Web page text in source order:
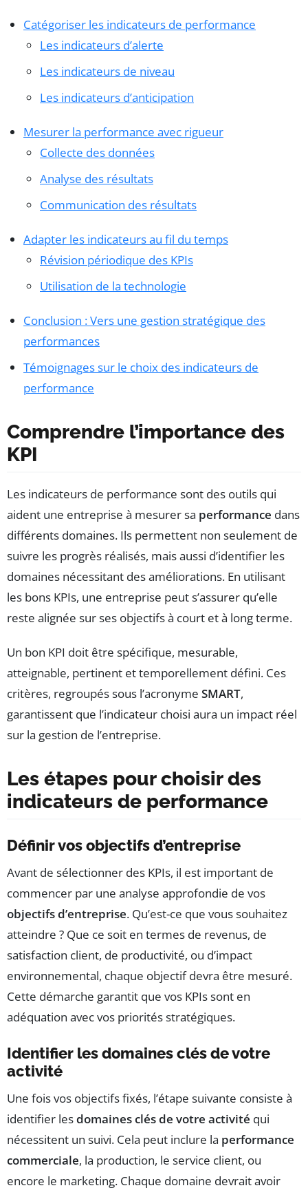
Catégoriser les indicateurs de performance
Les indicateurs d’alerte
Les indicateurs de niveau
Les indicateurs d’anticipation
Mesurer la performance avec rigueur
Collecte des données
Analyse des résultats
Communication des résultats
Adapter les indicateurs au fil du temps
Révision périodique des KPIs
Utilisation de la technologie
Conclusion : Vers une gestion stratégique des
performances
Témoignages sur le choix des indicateurs de
performance
Comprendre l’importance des
KPI
Les indicateurs de performance sont des outils qui
aident une entreprise à mesurer sa performance dans
différents domaines. Ils permettent non seulement de
suivre les progrès réalisés, mais aussi d’identifier les
domaines nécessitant des améliorations. En utilisant
les bons KPIs, une entreprise peut s’assurer qu’elle
reste alignée sur ses objectifs à court et à long terme.
Un bon KPI doit être spécifique, mesurable,
atteignable, pertinent et temporellement défini. Ces
critères, regroupés sous l’acronyme SMART,
garantissent que l’indicateur choisi aura un impact réel
sur la gestion de l’entreprise.
Les étapes pour choisir des
indicateurs de performance
Définir vos objectifs d’entreprise
Avant de sélectionner des KPIs, il est important de
commencer par une analyse approfondie de vos
objectifs d’entreprise. Qu’est-ce que vous souhaitez
atteindre ? Que ce soit en termes de revenus, de
satisfaction client, de productivité, ou d’impact
environnemental, chaque objectif devra être mesuré.
Cette démarche garantit que vos KPIs sont en
adéquation avec vos priorités stratégiques.
Identifier les domaines clés de votre
activité
Une fois vos objectifs fixés, l’étape suivante consiste à
identifier lesdomaines clés de votre activité qui
nécessitent un suivi. Cela peut inclure la performance
commerciale, la production, le service client, ou
encore le marketing. Chaque domaine devrait avoir